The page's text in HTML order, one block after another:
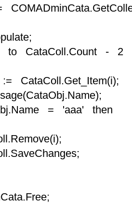
CataColl.Count - 2
= 'aaa' then